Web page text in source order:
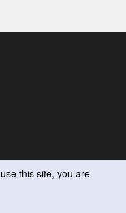
this site, you are